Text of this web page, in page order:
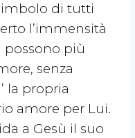
di tutti
l’immensità
possono più
senza
la propria
amore per Lui.
a Gesù il suo